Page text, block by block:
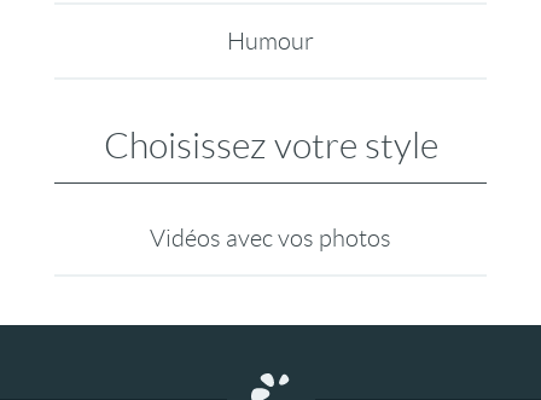
Humour
Choisissez votre style
Vidéos avec vos photos